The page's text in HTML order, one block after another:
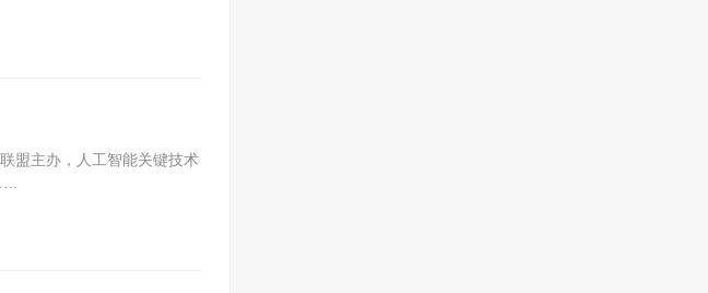
盟主办，人工智能关键技术